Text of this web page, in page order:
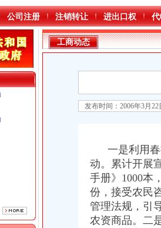
公司注册 注销转让 进出口权
北10010万 (进出口权)
任公司 渝九1000万 （增资）
司 渝北100万 （进出口权）
九50万 （工商注册）
工商动态
发布时间：2006年3月
一是利用春
动。累计开展
手册》1000本
份，接受农民
管理法规，引
农资商品。二